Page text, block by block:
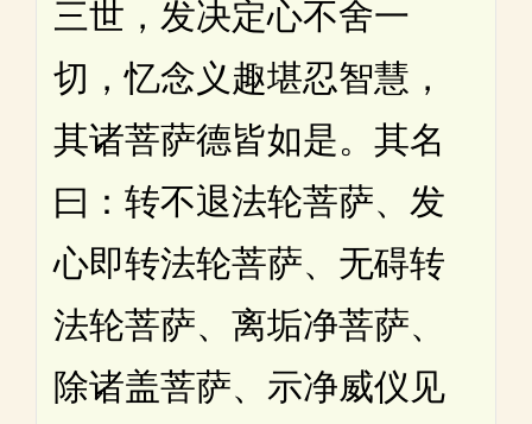
三世，发决定心不舍一
切，忆念义趣堪忍智慧，
其诸菩萨德皆如是。其名
曰：转不退法轮菩萨、发
心即转法轮菩萨、无碍转
法轮菩萨、离垢净菩萨、
除诸盖菩萨、示净威仪见